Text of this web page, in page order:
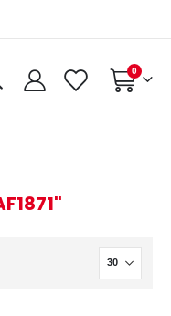
Warenkorb
0Artikel